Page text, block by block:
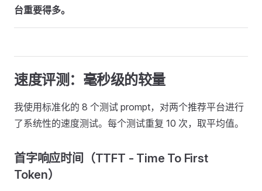
台重要得多。
速度评测：毫秒级的较量 ​
我使用标准化的 8 个测试 prompt，对两个推荐平台进行
了系统性的速度测试。每个测试重复 10 次，取平均值。
首字响应时间（TTFT - Time To First
Token） ​